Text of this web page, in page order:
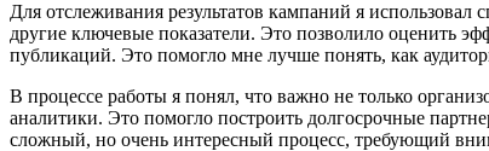
Для отслеживания результатов кампаний я
другие ключевые показатели. Это позволило оценить
публикаций. Это помогло мне лучше понять, как
В процессе работы я понял, что важно не только
аналитики. Это помогло построить долгосрочные
сложный, но очень интересный процесс, требующий